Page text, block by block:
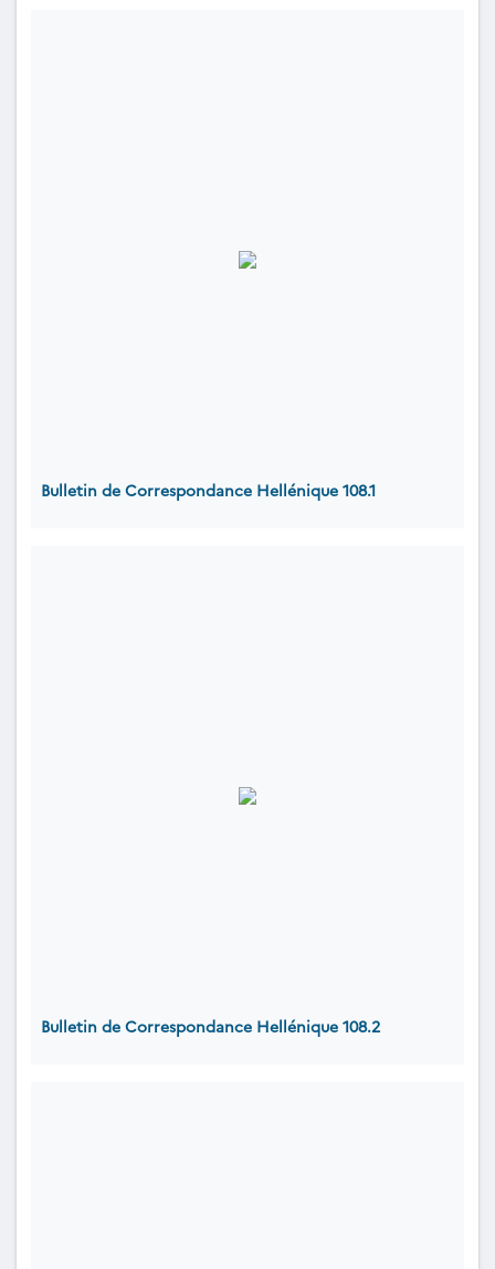
Bulletin de Correspondance Hellénique 108.1
Bulletin de Correspondance Hellénique 108.2